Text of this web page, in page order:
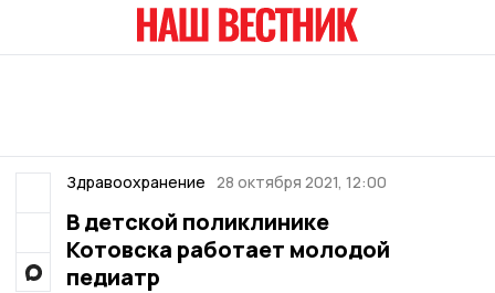
Здравоохранение 28 октября 2021, 12:00
В детской поликлинике
Котовска работает молодой
педиатр